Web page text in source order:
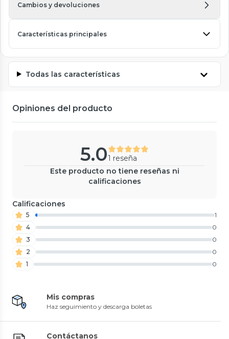
Cambios y devoluciones
Características principales
Todas las características
Opiniones del producto
5.01 reseña
Este producto no tiene reseñas ni
calificaciones
Calificaciones
5
1
4
0
3
0
2
0
1
0
Mis compras
Haz seguimiento y descarga boletas
Contáctanos